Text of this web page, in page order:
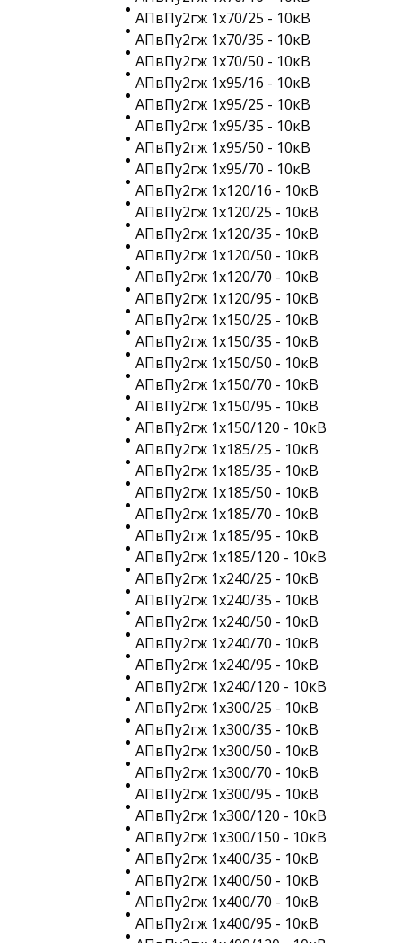
АПвПу2гж 1х70/25 - 10кВ
АПвПу2гж 1х70/35 - 10кВ
АПвПу2гж 1х70/50 - 10кВ
АПвПу2гж 1х95/16 - 10кВ
АПвПу2гж 1х95/25 - 10кВ
АПвПу2гж 1х95/35 - 10кВ
АПвПу2гж 1х95/50 - 10кВ
АПвПу2гж 1х95/70 - 10кВ
АПвПу2гж 1х120/16 - 10кВ
АПвПу2гж 1х120/25 - 10кВ
АПвПу2гж 1х120/35 - 10кВ
АПвПу2гж 1х120/50 - 10кВ
АПвПу2гж 1х120/70 - 10кВ
АПвПу2гж 1х120/95 - 10кВ
АПвПу2гж 1х150/25 - 10кВ
АПвПу2гж 1х150/35 - 10кВ
АПвПу2гж 1х150/50 - 10кВ
АПвПу2гж 1х150/70 - 10кВ
АПвПу2гж 1х150/95 - 10кВ
АПвПу2гж 1х150/120 - 10кВ
АПвПу2гж 1х185/25 - 10кВ
АПвПу2гж 1х185/35 - 10кВ
АПвПу2гж 1х185/50 - 10кВ
АПвПу2гж 1х185/70 - 10кВ
АПвПу2гж 1х185/95 - 10кВ
АПвПу2гж 1х185/120 - 10кВ
АПвПу2гж 1х240/25 - 10кВ
АПвПу2гж 1х240/35 - 10кВ
АПвПу2гж 1х240/50 - 10кВ
АПвПу2гж 1х240/70 - 10кВ
АПвПу2гж 1х240/95 - 10кВ
АПвПу2гж 1х240/120 - 10кВ
АПвПу2гж 1х300/25 - 10кВ
АПвПу2гж 1х300/35 - 10кВ
АПвПу2гж 1х300/50 - 10кВ
АПвПу2гж 1х300/70 - 10кВ
АПвПу2гж 1х300/95 - 10кВ
АПвПу2гж 1х300/120 - 10кВ
АПвПу2гж 1х300/150 - 10кВ
АПвПу2гж 1х400/35 - 10кВ
АПвПу2гж 1х400/50 - 10кВ
АПвПу2гж 1х400/70 - 10кВ
АПвПу2гж 1х400/95 - 10кВ